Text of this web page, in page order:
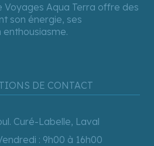
Voyages Aqua Terra offre des
son énergie, ses
enthousiasme.
DE CONTACT
Curé-Labelle, Laval
: 9h00 à 16h00